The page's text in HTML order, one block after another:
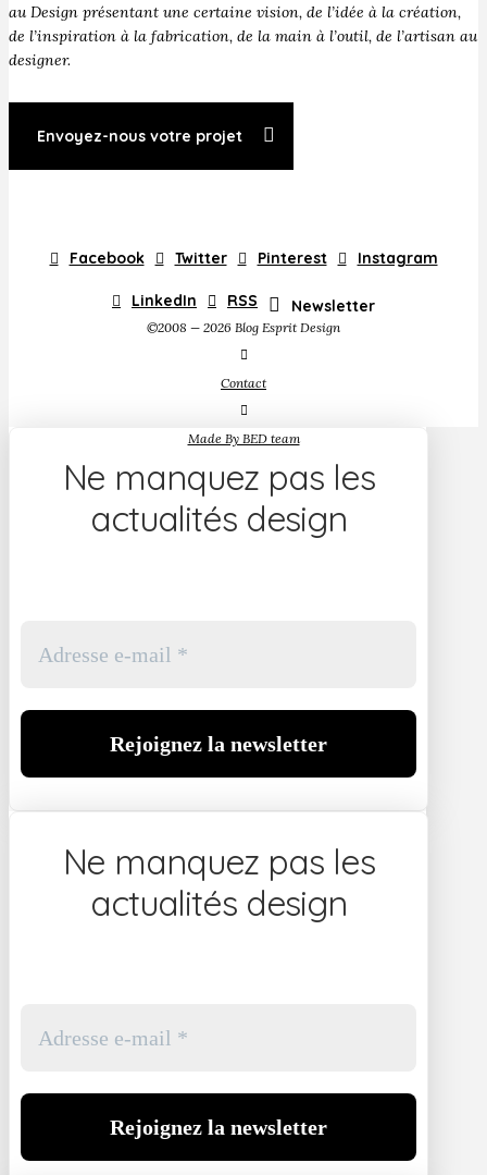
au Design présentant une certaine vision, de l’idée à la création,
de l’inspiration à la fabrication, de la main à l’outil, de l’artisan au
designer.
Envoyez-nous votre projet
Facebook Twitter Pinterest Instagram
LinkedIn RSS Newsletter
©2008 — 2026 Blog Esprit Design
Contact
Made By BED team
Ne manquez pas les
actualités design
Ne manquez pas les
actualités design